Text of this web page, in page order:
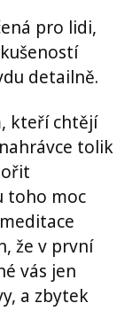
pro lidi,
detailně.
kteří chtějí
tolik
toho moc
že v první
vás jen
a zbytek